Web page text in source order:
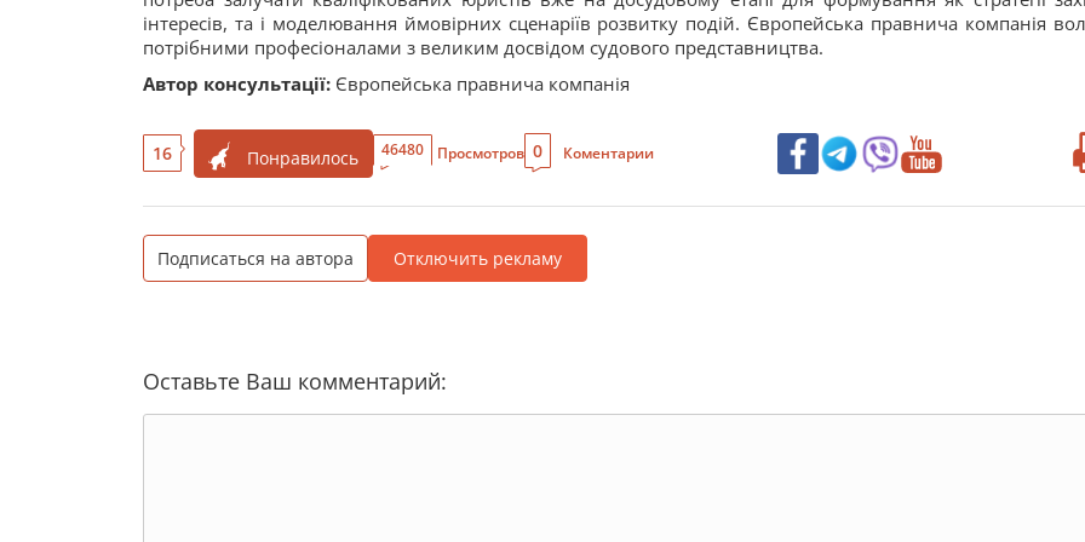
інтересів, та і моделювання ймовірних сценаріїв розвитку подій. Європейська правнича компанія
потрібними професіоналами з великим досвідом судового представництва.
Автор консультації: Європейська правнича компанія
16 Понравилось 46480 Просмотров 0 Коментарии
Подписаться на автора Отключить рекламу
Оставьте Ваш комментарий: